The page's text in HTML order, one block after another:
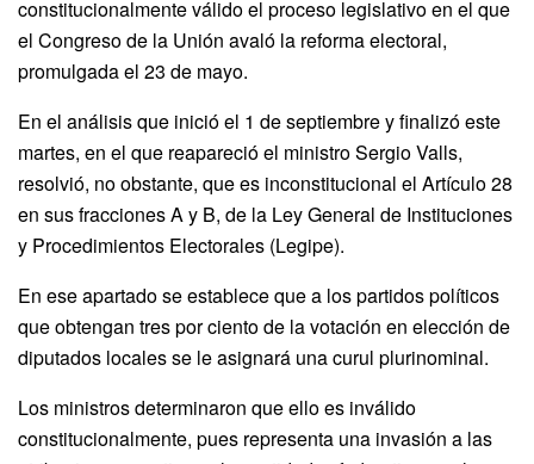
constitucionalmente válido el proceso legislativo en el que
el Congreso de la Unión avaló la reforma electoral,
promulgada el 23 de mayo.
En el análisis que inició el 1 de septiembre y finalizó este
martes, en el que reapareció el ministro Sergio Valls,
resolvió, no obstante, que es inconstitucional el Artículo 28
en sus fracciones A y B, de la Ley General de Instituciones
y Procedimientos Electorales (Legipe).
En ese apartado se establece que a los partidos políticos
que obtengan tres por ciento de la votación en elección de
diputados locales se le asignará una curul plurinominal.
Los ministros determinaron que ello es inválido
constitucionalmente, pues representa una invasión a las